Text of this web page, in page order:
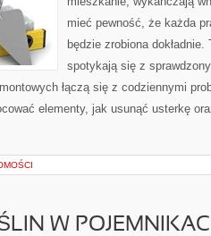
mieć pewność, że każda
będzie zrobiona
spotykają się z
łączą się z codziennymi
elementy, jak usunąć usterkę
W